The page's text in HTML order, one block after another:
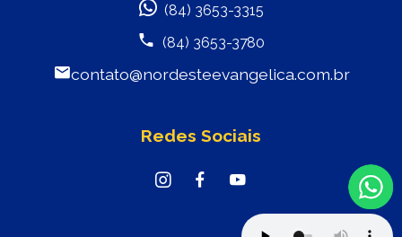
(84) 3653-3315
(84) 3653-3780
contato@nordesteevangelica.com.br
Redes Sociais